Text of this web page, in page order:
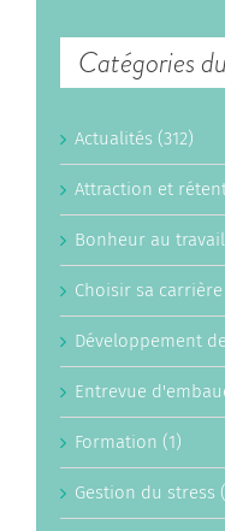
Catégories
Actualités (312)
Attraction et
Bonheur au
Choisir sa carrière
Développement
Entrevue
Formation (1)
Gestion du stress